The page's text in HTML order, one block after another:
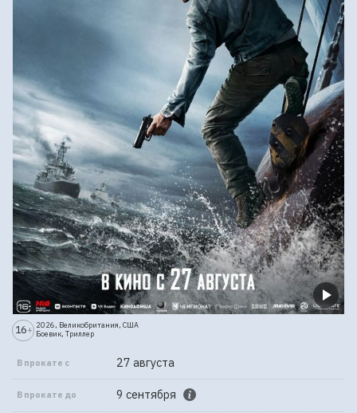
16+ 2026, Великобритания, США
Боевик, Триллер
В прокате с 27 августа
В прокате до 9 сентября